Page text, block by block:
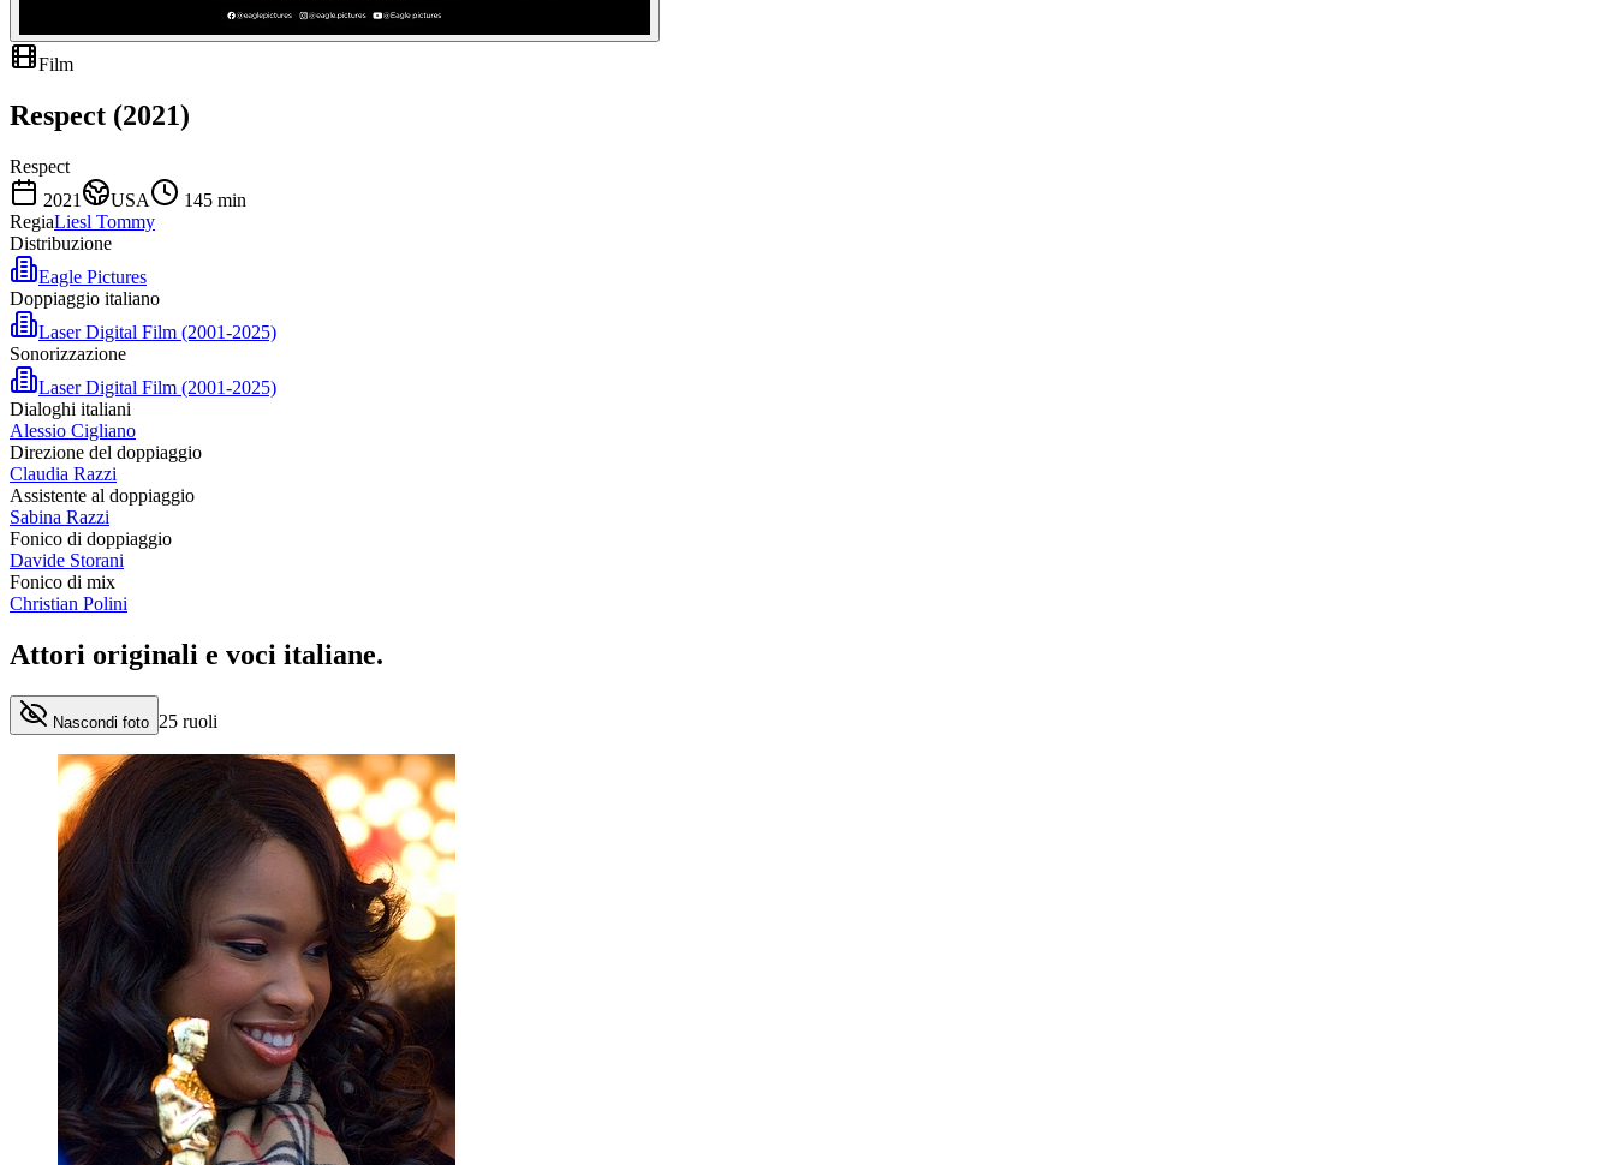
Film
Respect (2021)
Respect
2021
USA 145 min
RegiaLiesl Tommy
Distribuzione
Eagle Pictures
Doppiaggio italiano
Laser Digital Film (2001-2025)
Sonorizzazione
Laser Digital Film (2001-2025)
Dialoghi italiani
Alessio Cigliano
Direzione del doppiaggio
Claudia Razzi
Assistente al doppiaggio
Sabina Razzi
Fonico di doppiaggio
Davide Storani
Fonico di mix
Christian Polini
Attori originali e voci italiane.
Nascondi foto 25 ruoli